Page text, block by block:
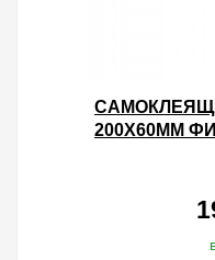
200Х60ММ